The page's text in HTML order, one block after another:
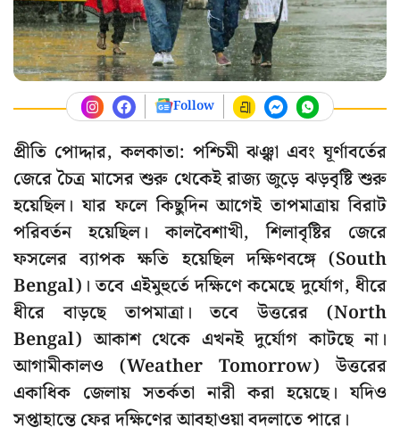
Follow
প্রীতি পোদ্দার, কলকাতা: পশ্চিমী ঝঞ্ঝা এবং ঘূর্ণাবর্তের
জেরে চৈত্র মাসের শুরু থেকেই রাজ্য জুড়ে ঝড়বৃষ্টি শুরু
হয়েছিল। যার ফলে কিছুদিন আগেই তাপমাত্রায় বিরাট
পরিবর্তন হয়েছিল। কালবৈশাখী, শিলাবৃষ্টির জেরে
ফসলের ব্যাপক ক্ষতি হয়েছিল দক্ষিণবঙ্গে (South
Bengal)। তবে এইমুহুর্তে দক্ষিণে কমেছে দুর্যোগ, ধীরে
ধীরে বাড়ছে তাপমাত্রা। তবে উত্তরের (North
Bengal) আকাশ থেকে এখনই দুর্যোগ কাটছে না।
আগামীকালও (Weather Tomorrow) উত্তরের
একাধিক জেলায় সতর্কতা নারী করা হয়েছে। যদিও
সপ্তাহান্তে ফের দক্ষিণের আবহাওয়া বদলাতে পারে।